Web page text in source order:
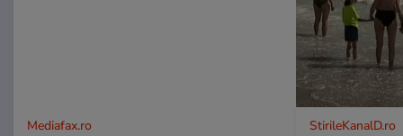
Mediafax.ro StirileKanalD.ro